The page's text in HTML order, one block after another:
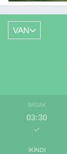
VAN
İMSAK
03:30
İKINDI